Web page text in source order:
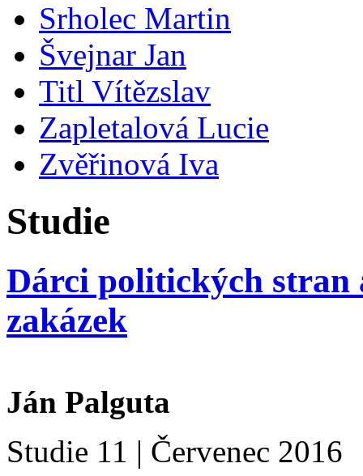
Srholec Martin
Švejnar Jan
Titl Vítězslav
Zapletalová Lucie
Zvěřinová Iva
Studie
Dárci politických
zakázek
Ján Palguta
Studie 11 | Červenec 2016